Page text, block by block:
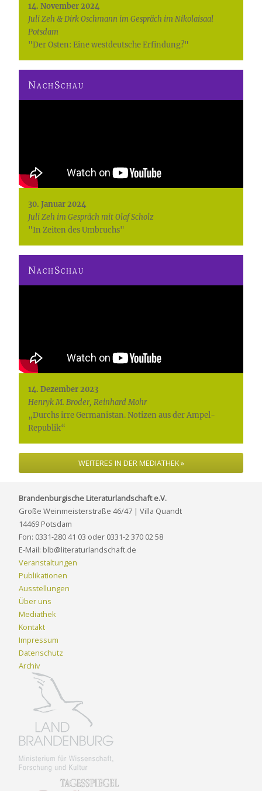
14. November 2024
Juli Zeh & Dirk Oschmann im Gespräch im Nikolaisaal
Potsdam
"Der Osten: Eine westdeutsche Erfindung?"
NachSchau
30. Januar 2024
Juli Zeh im Gespräch mit Olaf Scholz
"In Zeiten des Umbruchs"
NachSchau
14. Dezember 2023
Henryk M. Broder, Reinhard Mohr
„Durchs irre Germanistan. Notizen aus der Ampel-
Republik“
WEITERES IN DER MEDIATHEK »
Brandenburgische Literaturlandschaft e.V.
Große Weinmeisterstraße 46/47 | Villa Quandt
14469 Potsdam
Fon: 0331-280 41 03 oder 0331-2 370 02 58
E-Mail: blb@literaturlandschaft.de
Veranstaltungen
Publikationen
Ausstellungen
Über uns
Mediathek
Kontakt
Impressum
Datenschutz
Archiv